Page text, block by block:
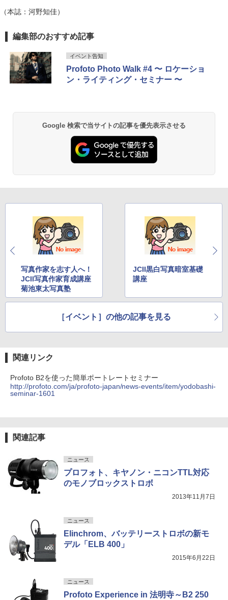
（本誌：河野知佳）
編集部のおすすめ記事
イベント告知
Profoto Photo Walk #4 〜 ロケーショ
ン・ライティング・セミナー 〜
Google 検索で当サイトの記事を優先表示させる
写真作家を志す人へ！
JCII写真作家育成講座
菊池東太写真塾
JCII黒白写真暗室基礎
講座
［イベント］の他の記事を見る
関連リンク
Profoto B2を使った簡単ポートレートセミナー
http://profoto.com/ja/profoto-japan/news-events/item/yodobashi-
seminar-1601
関連記事
ニュース
プロフォト、キヤノン・ニコンTTL対応
のモノブロックストロボ
2013年11月7日
ニュース
Elinchrom、バッテリーストロボの新モ
デル「ELB 400」
2015年6月22日
ニュース
Profoto Experience in 法明寺～B2 250